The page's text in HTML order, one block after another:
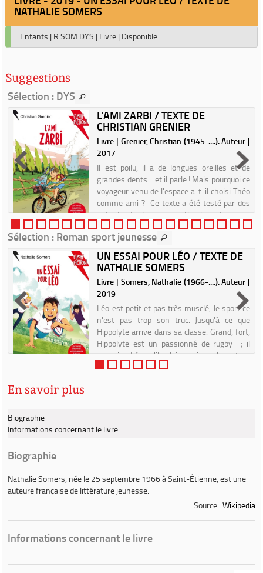
NATHALIE SOMERS
Enfants | R SOM DYS | Livre | Disponible
Suggestions
Sélection : DYS
L'AMI ZARBI / TEXTE DE
CHRISTIAN GRENIER
Livre | Grenier, Christian (1945-....). Auteur |
2017
Il est poilu, il a de longues oreilles et de
grandes dents… et il parle ! Mais pourquoi ce
voyageur venu de l'espace a-t-il choisi Théo
comme ami ? Ce texte a été testé par des
enfants et relu par une orthophoniste...
Sélection : Roman sport jeunesse
UN ESSAI POUR LÉO / TEXTE DE
NATHALIE SOMERS
Livre | Somers, Nathalie (1966-....). Auteur |
2019
Léo est petit et pas très musclé, le sport ce
n'est pas trop son truc. Jusqu'à ce que
Hippolyte arrive dans sa classe. Grand, fort,
Hippolyte est un passionné de rugby ; il
convainc Léo qu'il a lui aussi sa place dans
une éq...
En savoir plus
Biographie
Informations concernant le livre
Biographie
Nathalie Somers, née le 25 septembre 1966 à Saint-Étienne, est une
auteure française de littérature jeunesse.
Source : Wikipedia
Informations concernant le livre